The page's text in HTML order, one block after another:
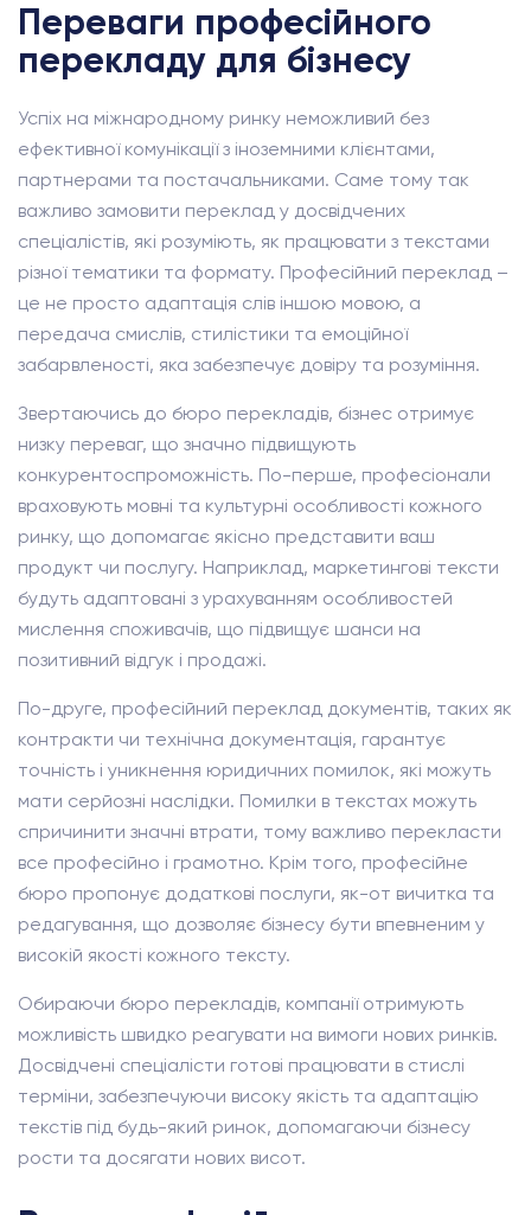
Переваги професійного
перекладу для бізнесу
Успіх на міжнародному ринку неможливий без
ефективної комунікації з іноземними клієнтами,
партнерами та постачальниками. Саме тому так
важливо замовити переклад у досвідчених
спеціалістів, які розуміють, як працювати з текстами
різної тематики та формату. Професійний переклад –
це не просто адаптація слів іншою мовою, а
передача смислів, стилістики та емоційної
забарвленості, яка забезпечує довіру та розуміння.
Звертаючись до бюро перекладів, бізнес отримує
низку переваг, що значно підвищують
конкурентоспроможність. По-перше, професіонали
враховують мовні та культурні особливості кожного
ринку, що допомагає якісно представити ваш
продукт чи послугу. Наприклад, маркетингові тексти
будуть адаптовані з урахуванням особливостей
мислення споживачів, що підвищує шанси на
позитивний відгук і продажі.
По-друге, професійний переклад документів, таких як
контракти чи технічна документація, гарантує
точність і уникнення юридичних помилок, які можуть
мати серйозні наслідки. Помилки в текстах можуть
спричинити значні втрати, тому важливо перекласти
все професійно і грамотно. Крім того, професійне
бюро пропонує додаткові послуги, як-от вичитка та
редагування, що дозволяє бізнесу бути впевненим у
високій якості кожного тексту.
Обираючи бюро перекладів, компанії отримують
можливість швидко реагувати на вимоги нових ринків.
Досвідчені спеціалісти готові працювати в стислі
терміни, забезпечуючи високу якість та адаптацію
текстів під будь-який ринок, допомагаючи бізнесу
рости та досягати нових висот.